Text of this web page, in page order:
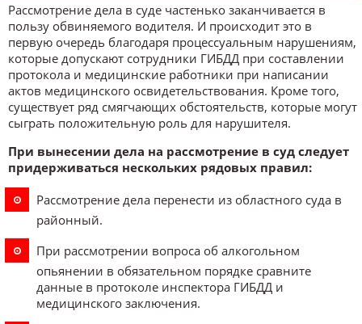
Рассмотрение дела в суде частенько заканчивается в
пользу обвиняемого водителя. И происходит это в
первую очередь благодаря процессуальным нарушениям,
которые допускают сотрудники ГИБДД при составлении
протокола и медицинские работники при написании
актов медицинского освидетельствования. Кроме того,
существует ряд смягчающих обстоятельств, которые могут
сыграть положительную роль для нарушителя.
При вынесении дела на рассмотрение в суд следует
придерживаться нескольких рядовых правил:
Рассмотрение дела перенести из областного суда в
районный.
При рассмотрении вопроса об алкогольном
опьянении в обязательном порядке сравните
данные в протоколе инспектора ГИБДД и
медицинского заключения.